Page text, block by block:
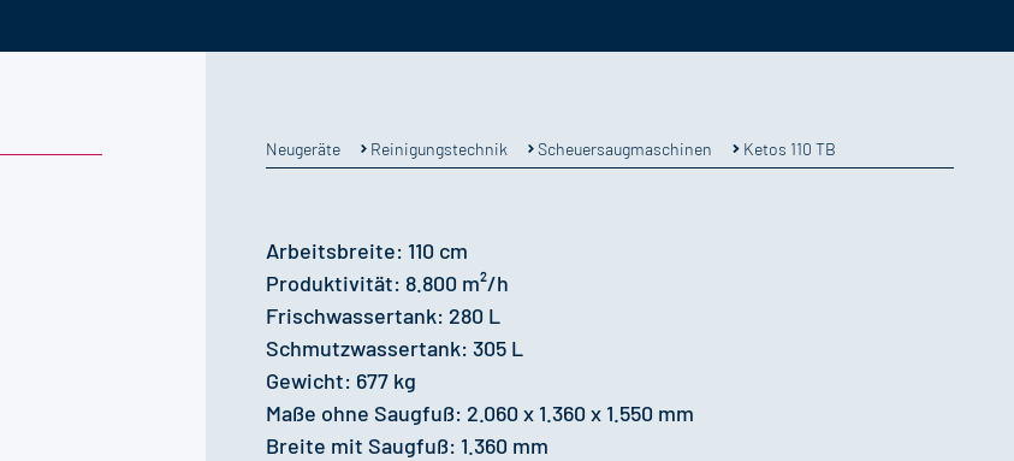
Neugeräte Reinigungstechnik Scheuersaugmaschinen Ketos 110 TB
Arbeitsbreite: 110 cm
Produktivität: 8.800 m²/h
Frischwassertank: 280 L
Schmutzwassertank: 305 L
Gewicht: 677 kg
Maße ohne Saugfuß: 2.060 x 1.360 x 1.550 mm
Breite mit Saugfuß: 1.360 mm